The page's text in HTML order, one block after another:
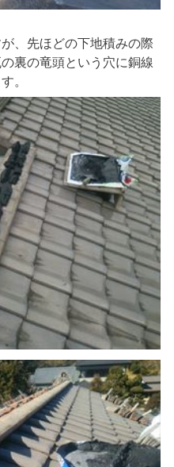
、先ほどの下地積みの際
裏の竜頭という穴に銅線
。